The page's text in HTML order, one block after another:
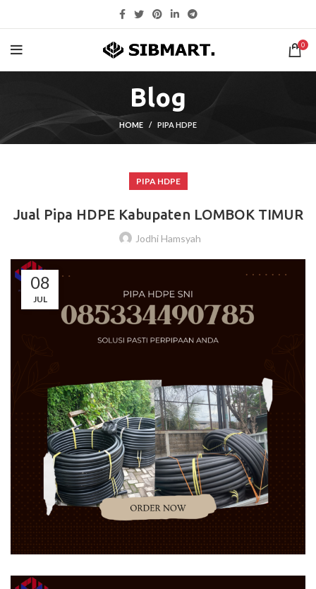
0
Blog
HOME PIPA HDPE
PIPA HDPE
Jual Pipa HDPE Kabupaten LOMBOK TIMUR
Jodhi Hamsyah
08
JUL